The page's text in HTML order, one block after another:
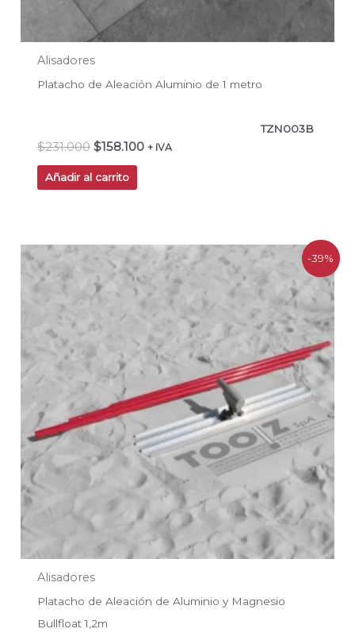
Alisadores
Platacho de Aleación Aluminio de 1 metro
TZN003B
$231.000 $158.100 + IVA
Añadir al carrito
-39%
Alisadores
Platacho de Aleación de Aluminio y Magnesio
Bullfloat 1,2m
precio
original
era:
$241.300.
El
precio
actual
es:
$147.900.